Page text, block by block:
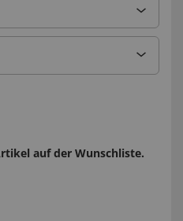
auf der Wunschliste.